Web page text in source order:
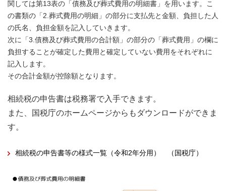
関しては第13表の「債務及び葬式費用の明細書」を用います。こ
の書類の「2.葬式費用の明細」の部分に支払先と金額、負担した人
の氏名、負担金額を記入していきます。
次に「3.債務及び葬式費用の合計額」の部分の「葬式費用」の欄に
負担することが確定した費用と確定していない費用をそれぞれに
記入します。
その合計金額が控除額となります。
相続税の申告書は税務署で入手できます。
また、国税庁のホームページからもダウンロードができま
す。
相続税の申告書等の様式一覧（令和2年分用） （国税庁）